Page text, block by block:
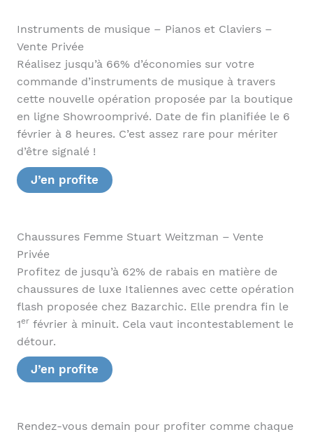
Instruments de musique – Pianos et Claviers –
Vente Privée
Réalisez jusqu’à 66% d’économies sur votre
commande d’instruments de musique à travers
cette nouvelle opération proposée par la boutique
en ligne Showroomprivé. Date de fin planifiée le 6
février à 8 heures. C’est assez rare pour mériter
d’être signalé !
J’en profite
Chaussures Femme Stuart Weitzman – Vente
Privée
Profitez de jusqu’à 62% de rabais en matière de
chaussures de luxe Italiennes avec cette opération
flash proposée chez Bazarchic. Elle prendra fin le
1erfévrier à minuit. Cela vaut incontestablement le
détour.
J’en profite
Rendez-vous demain pour profiter comme chaque